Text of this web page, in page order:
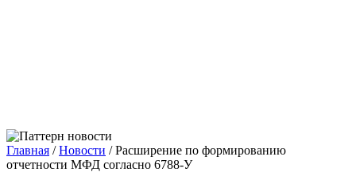
Главная /Новости /Расширение по формированию
отчетности МФД согласно 6788-У